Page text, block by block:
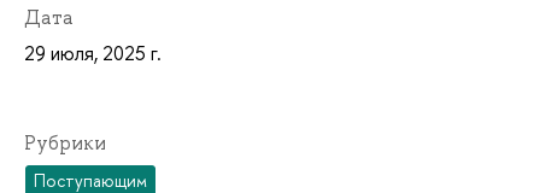
Дата
29 июля, 2025 г.
Рубрики
Поступающим